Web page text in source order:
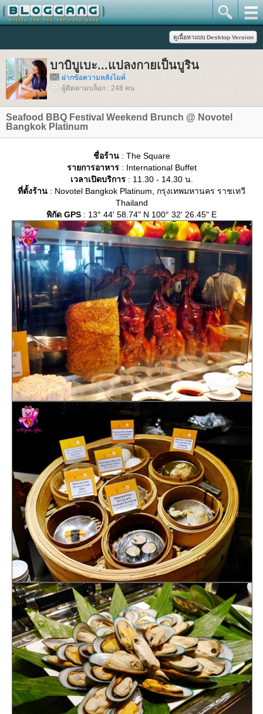
บาบิบูเบะ...แปลงกายเป็นบูริน
ฝากข้อความหลังไมค์
ผู้ติดตามบล็อก : 248 คน
Seafood BBQ Festival Weekend Brunch @ Novotel
Bangkok Platinum
ชื่อร้าน: The Square
รายการอาหาร: International Buffet
เวลาเปิดบริการ: 11.30 - 14.30 น.
ที่ตั้งร้าน : Novotel Bangkok Platinum, กรุงเทพมหานคร ราชเทวี
Thailand
พิกัด GPS : 13° 44' 58.74" N 100° 32' 26.45" E